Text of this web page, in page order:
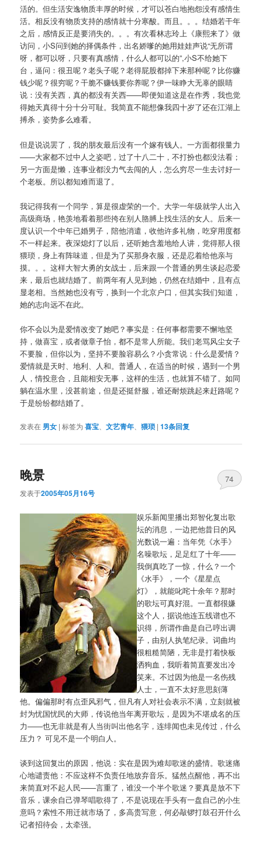
活的。但生活安逸物质丰厚的时候，才可以苍白地抱怨没有感情生
活。相反没有物质支持的感情就十分寒酸。而且。。。结婚若干年
之后，感情反正是要消失的。。。有次看林志玲上《康熙来了》做
访问，小S问到她的择偶条件，出名娇嗲的她用娃娃声说“无所谓
呀，都可以呀，只要有真感情，什么人都可以的”,小S不给她下
台，逼问：很丑呢？老头子呢？老得屁股都掉下来那种呢？比你赚
钱少呢？很穷呢？干脆不赚钱要你养呢？伊一味睁大无辜的眼睛
说：没有关西，真的都没有关西——即便知道这是在作秀，我也觉
得她天真得十分十分可耻。我简直不能想像我四十岁了还在江湖上
搏杀，姿势多么难看。
但是说说罢了，我的朋友最后没有一个嫁有钱人。一方面都很量力
——大家都不过中人之姿吧，过了十八二十，不打扮也都没法看；
另一方面是懒，连事业都没力气去闯的人，怎么穷尽一生去讨好一
个老板。所以都知难而退了。
我记得我有一个同学，算是很虚荣的一个。大学一年级就学人出入
高级商场，艳羡地看着那些挎在别人胳膊上找生活的女人。后来一
度认识一个中年已婚男子，陪他消遣，收他许多礼物，吃穿用度都
不一样起来。夜深熄灯了以后，还听她含羞地给人讲，觉得那人很
猥琐，身上有阵味道，但是为了买那身衣服，还是忍着给他亲与
摸。。。这样大智大勇的女战士，后来跟一个普通的男生谈起恋爱
来，最后也就结婚了。前两年有人见到她，仍然在结婚中，且有点
显老相。当然她也没有亏，换到一个北京户口，但其实我们知道，
她的志向远不在此。
你不会以为是爱情改变了她吧？事实是：任何事都需要不懈地坚
持，做喜宝，或者做章子怡，都不是常人所能。我们老骂风尘女子
不要脸，但你以为，坚持不要脸容易么？小贪常说：什么是爱情？
爱情就是天时、地利、人和。普通人，在适当的时候，遇到一个男
人，情投意合，且能相安无事，这样的生活，也就算不错了。如同
躺在温水里，没甚前途，但是还挺舒服，谁还耐烦跳起来赶路呢？
于是纷纷都结婚了。
发表在 男女 |标签为 喜宝 、文艺青年 、猥琐 |13条回复
晚景
发表于2005年05月16号
74
娱乐新闻里播出郑智化复出歌
坛的消息，一边把他昔日的风
光数说一遍：当年凭《水手》
名噪歌坛，足足红了十年——
我倒真吃了一惊，什么？一个
《水手》，一个《星星点
灯》，就能叱咤十余年？那时
的歌坛可真好混。一直都很嫌
这个人，据说他连五线谱也不
识得，所谓作曲是自己哼出调
子，由别人执笔纪录。词曲均
很粗糙简陋，无非是打着快板
洒狗血，我听着简直要发出冷
笑来。不过因为他是一名伤残
人士，一直不太好意思刻薄
他。偏偏那时有点歪风邪气，但凡有人对社会表示不满，立刻就被
封为忧国忧民的大师，传说他当年离开歌坛，是因为不堪成名的压
力——也无非就是有人当街叫出他名字，连绯闻也未见传过，什么
压力？ 可见不是一个明白人。
谈到这回复出的原因，他说：实在是因为难却歌迷的盛情。歌迷痛
心地谴责他：不应这样不负责任地放弃音乐。猛然点醒他，再不出
来简直对不起人民——言重了，谁没一个半个歌迷？要真是放不下
音乐，课余自己弹琴唱歌得了，不是说现在手头有一盘自己的小生
意吗？索性不用迁就市场了，多高贵写意，何必敲锣打鼓召开什么
记者招待会，太牵强。